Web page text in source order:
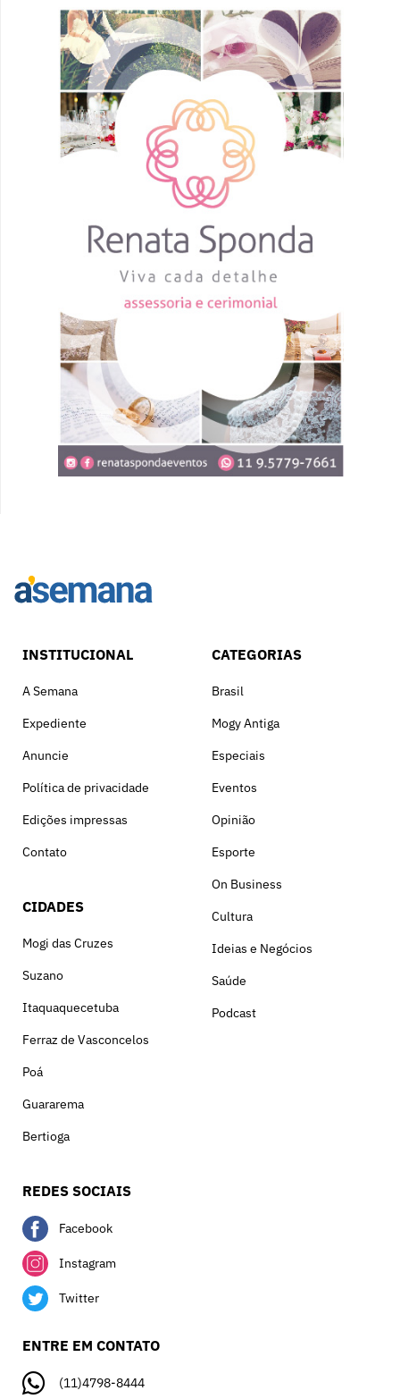
INSTITUCIONAL
A Semana
Expediente
Anuncie
Política de privacidade
Edições impressas
Contato
CIDADES
Mogi das Cruzes
Suzano
Itaquaquecetuba
Ferraz de Vasconcelos
Poá
Guararema
Bertioga
CATEGORIAS
Brasil
Mogy Antiga
Especiais
Eventos
Opinião
Esporte
On Business
Cultura
Ideias e Negócios
Saúde
Podcast
REDES SOCIAIS
Facebook
Instagram
Twitter
ENTRE EM CONTATO
(11)4798-8444